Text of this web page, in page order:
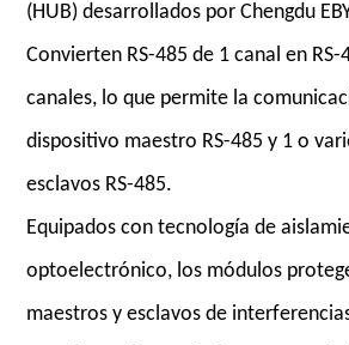
(HUB) desarrollados por Chengdu
Convierten RS-485 de 1 canal en
canales, lo que permite la
dispositivo maestro RS-485 y 1 o
esclavos RS-485.
Equipados con tecnología de
optoelectrónico, los módulos
maestros y esclavos de